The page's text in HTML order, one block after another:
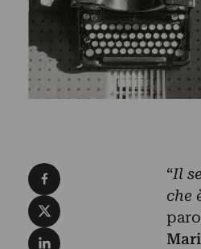
“Il
che
Condividi su Facebook
Condividi su X
Condividi su LinkedIn